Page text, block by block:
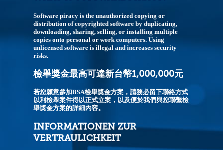
Software piracy is the unauthorized copying or
distribution of copyrighted software by duplicating,
downloading, sharing, selling, or installing multiple
copies onto personal or work computers. Using
unlicensed software is illegal and increases security
risks.
檢舉獎金最高可達新台幣1,000,000元
若您願意參加BSA檢舉獎金方案，請務必留下聯絡方式
以利檢舉案件得以正式立案，以及便於我們與您聯繫檢
舉獎金方案的詳細內容。
INFORMATIONEN ZUR
VERTRAULICHKEIT